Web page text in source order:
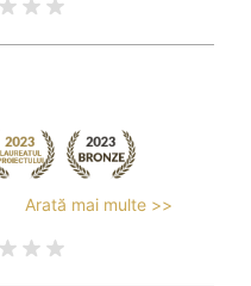
Arată mai multe >>